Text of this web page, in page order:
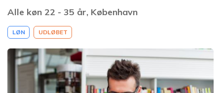
Alle køn 22 - 35 år, København
LØN UDLØBET